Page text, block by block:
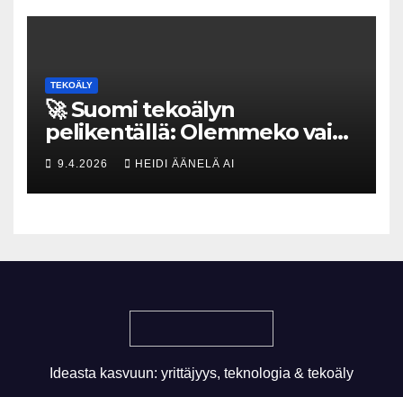
TEKOÄLY
🚀 Suomi tekoälyn
pelikentällä: Olemmeko vain
maksavia asiakkaita vai
rakennammeko
tulevaisuuden gigatehtaan?
9.4.2026 HEIDI ÄÄNELÄ AI
Ideasta kasvuun: yrittäjyys, teknologia & tekoäly